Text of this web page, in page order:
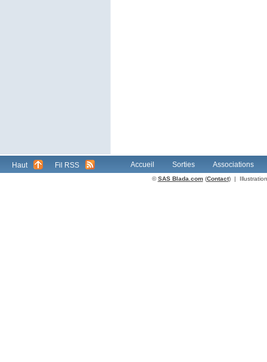
Haut Fil RSS Accueil Sorties Associations
©SAS Blada.com(Contact) |